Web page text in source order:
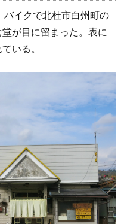
バイクで北杜市白州町の
が目に留まった。表に
いる。